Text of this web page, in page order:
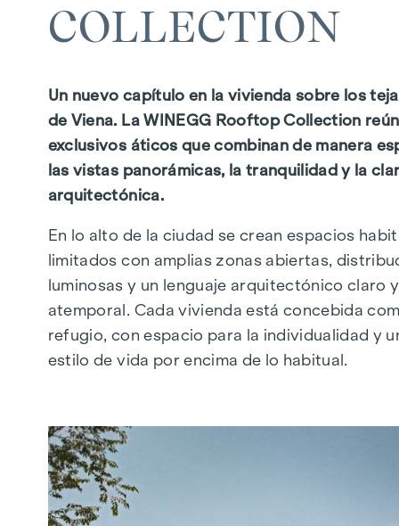
COLLECTION
Un nuevo capítulo en la vivienda sobre los
de Viena. La WINEGG Rooftop Collection
exclusivos áticos que combinan de manera
las vistas panorámicas, la tranquilidad y la
arquitectónica.
En lo alto de la ciudad se crean espacios
limitados con amplias zonas abiertas,
luminosas y un lenguaje arquitectónico claro y
atemporal. Cada vivienda está concebida
refugio, con espacio para la individualidad y
estilo de vida por encima de lo habitual.